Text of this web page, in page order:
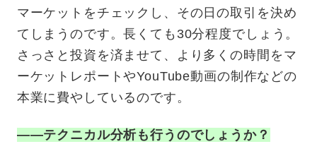
マーケットをチェックし、その日の取引を決め
てしまうのです。長くても30分程度でしょう。
さっさと投資を済ませて、より多くの時間をマ
ーケットレポートやYouTube動画の制作などの
本業に費やしているのです。
——テクニカル分析も行うのでしょうか？